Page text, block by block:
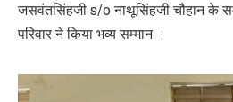
जसवंतसिंहजी s/o नाथूसिंहजी चौहान के
परिवार ने किया भव्य सम्मान ।